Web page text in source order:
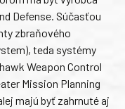
Defense. Súčasťou
zbraňového
teda systémy
Weapon Control
Mission Planning
majú byť zahrnuté aj